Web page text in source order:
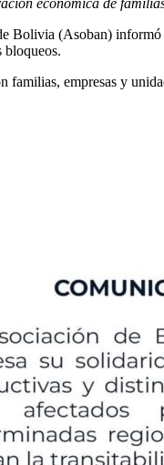
Bolivia (Asoban) informó
bloqueos.
familias, empresas y